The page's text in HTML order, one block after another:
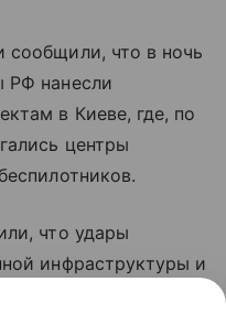
сообщили, что в ночь
РФ нанесли
в Киеве, где, по
центры
что удары
инфраструктуры и